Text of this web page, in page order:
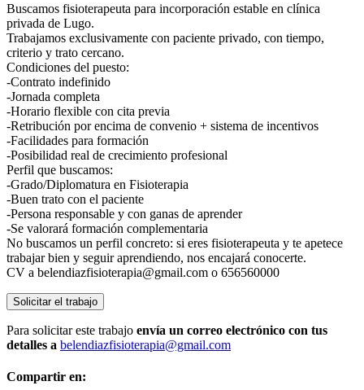
Buscamos fisioterapeuta para incorporación estable en clínica
privada de Lugo.
Trabajamos exclusivamente con paciente privado, con tiempo,
criterio y trato cercano.
Condiciones del puesto:
-Contrato indefinido
-Jornada completa
-Horario flexible con cita previa
-Retribución por encima de convenio + sistema de incentivos
-Facilidades para formación
-Posibilidad real de crecimiento profesional
Perfil que buscamos:
-Grado/Diplomatura en Fisioterapia
-Buen trato con el paciente
-Persona responsable y con ganas de aprender
-Se valorará formación complementaria
No buscamos un perfil concreto: si eres fisioterapeuta y te apetece
trabajar bien y seguir aprendiendo, nos encajará conocerte.
CV a belendiazfisioterapia@gmail.com o 656560000
Para solicitar este trabajo envía un correo electrónico con tus
detalles a belendiazfisioterapia@gmail.com
Compartir en: